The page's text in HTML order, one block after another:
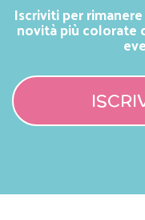
Iscriviti per
novità più colorate